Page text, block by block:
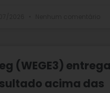
(WEGE3) entrega
acima das